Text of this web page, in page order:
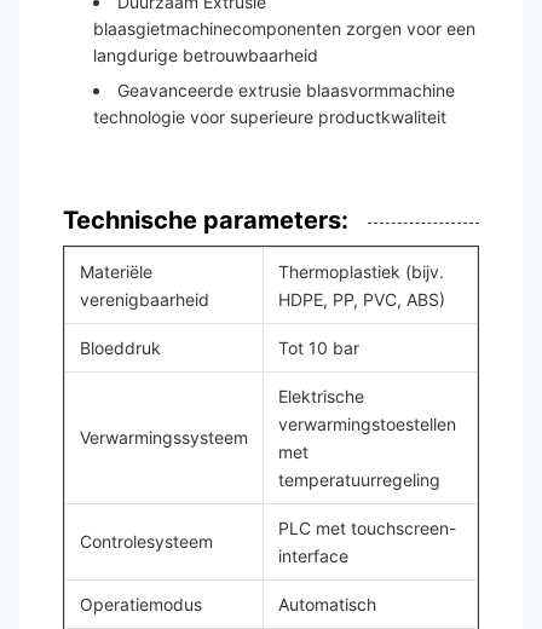
blaasgietmachinecomponenten zorgen voor een
langdurige betrouwbaarheid
Geavanceerde extrusie blaasvormmachine
technologie voor superieure productkwaliteit
Technische parameters:
Materiële
verenigbaarheid
Thermoplastiek (bijv.
HDPE, PP, PVC, ABS)
Bloeddruk Tot 10 bar
Verwarmingssysteem
Elektrische
verwarmingstoestellen
met
temperatuurregeling
Controlesysteem
PLC met touchscreen-
interface
Operatiemodus Automatisch